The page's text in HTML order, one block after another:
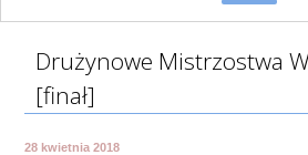
Start
Drużynowe Mistrzostwa
[finał]
28 kwietnia 2018